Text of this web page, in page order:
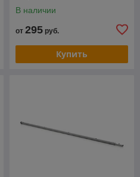
В наличии
от 295 руб.
Купить